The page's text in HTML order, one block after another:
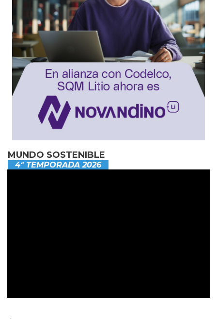
MUNDO SOSTENIBLE
4ª TEMPORADA 2026